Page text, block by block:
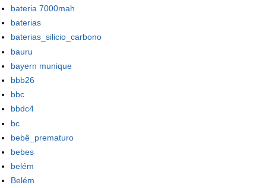
bateria 7000mah
baterias
baterias_silicio_carbono
bauru
bayern munique
bbb26
bbc
bbdc4
bc
bebê_prematuro
bebes
belém
Belém